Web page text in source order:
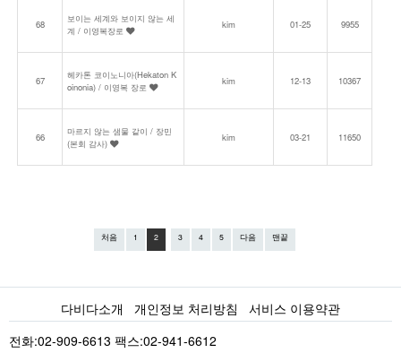
68
보이는 세계와 보이지 않는 세
계 / 이영복장로
kim 01-25 9955
67
헤카톤 코이노니아(Hekaton K
oinonia) / 이영복 장로
kim 12-13 10367
66
마르지 않는 샘물 같이 / 장민
(본회 감사)
kim 03-21 11650
처음 1 2 3 4 5 다음 맨끝
다비다소개 개인정보 처리방침
서비스 이용약관
전화:02-909-6613 팩스:02-941-6612